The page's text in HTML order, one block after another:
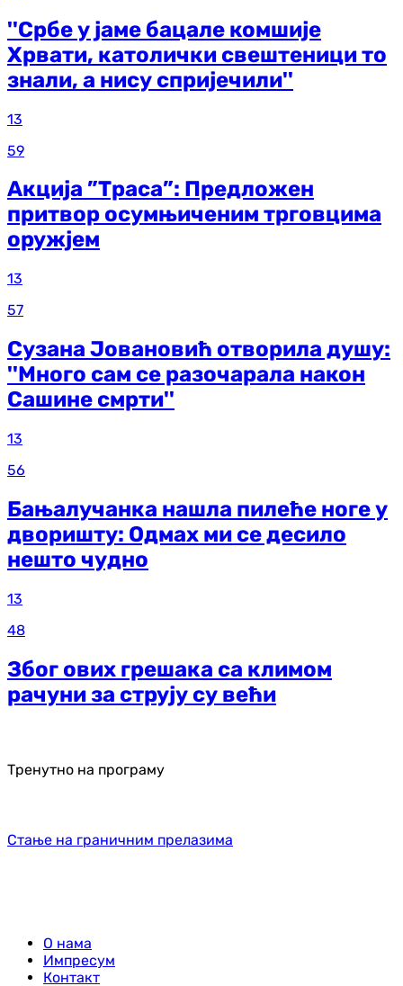
''Србе у јаме бацале комшије
Хрвати, католички свештеници то
знали, а нису спријечили''
13
59
Акција ”Траса”: Предложен
притвор осумњиченим трговцима
оружјем
13
57
Сузана Јовановић отворила душу:
''Много сам се разочарала након
Сашине смрти''
13
56
Бањалучанка нашла пилеће ноге у
дворишту: Одмах ми се десило
нешто чудно
13
48
Због ових грешака са климом
рачуни за струју су већи
Тренутно на програму
Стање на граничним прелазима
О нама
Импресум
Контакт